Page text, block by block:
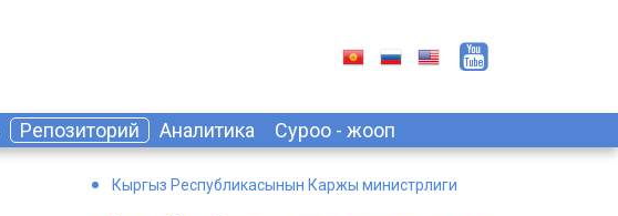
Репозиторий Аналитика Суроо - жооп
Кыргыз Республикасынын Каржы министрлиги